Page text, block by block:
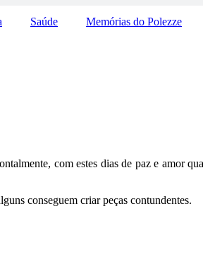
Saúde
Memórias do Polezze
com estes dias de paz e amor
conseguem criar peças contundentes.